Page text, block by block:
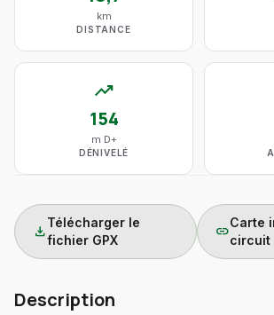
km
DISTANCE
trending_up
154
m D+
DÉNIVELÉ
download
Télécharger le
fichier GPX
link
Carte
circuit
Description